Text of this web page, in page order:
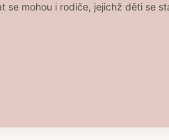
mohou i rodiče, jejichž děti se